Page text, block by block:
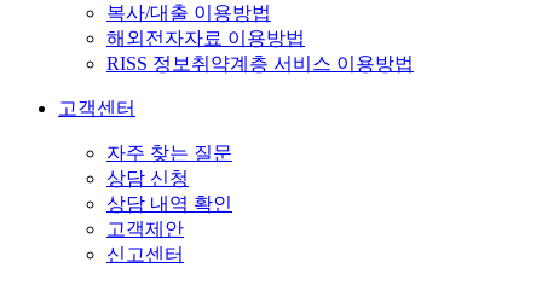
복사/대출 이용방법
해외전자자료 이용방법
RISS 정보취약계층 서비스 이용방법
고객센터
자주 찾는 질문
상담 신청
상담 내역 확인
고객제안
신고센터